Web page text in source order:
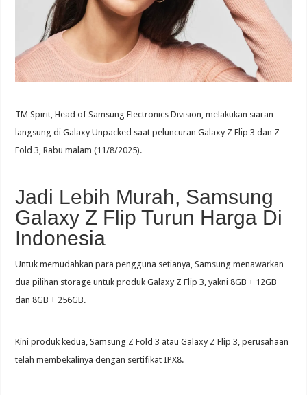
TM Spirit, Head of Samsung Electronics Division, melakukan siaran
langsung di Galaxy Unpacked saat peluncuran Galaxy Z Flip 3 dan Z
Fold 3, Rabu malam (11/8/2025).
Jadi Lebih Murah, Samsung
Galaxy Z Flip Turun Harga Di
Indonesia
Untuk memudahkan para pengguna setianya, Samsung menawarkan
dua pilihan storage untuk produk Galaxy Z Flip 3, yakni 8GB + 12GB
dan 8GB + 256GB.
Kini produk kedua, Samsung Z Fold 3 atau Galaxy Z Flip 3, perusahaan
telah membekalinya dengan sertifikat IPX8.